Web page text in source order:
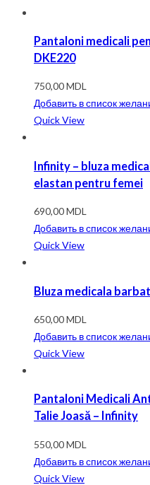
Pantaloni medicali
DKE220
750,00MDL
Добавить в список
Quick View
Infinity – bluza
elastan pentru femei
690,00MDL
Добавить в список
Quick View
Bluza medicala
650,00MDL
Добавить в список
Quick View
Pantaloni Medicali
Talie Joasă – Infinity
550,00MDL
Добавить в список
Quick View